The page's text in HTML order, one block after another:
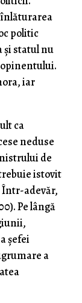
politic
și statul nu
iar
ca
neduse
de
istovit
Într-adevăr,
Pe lângă
șefei
a